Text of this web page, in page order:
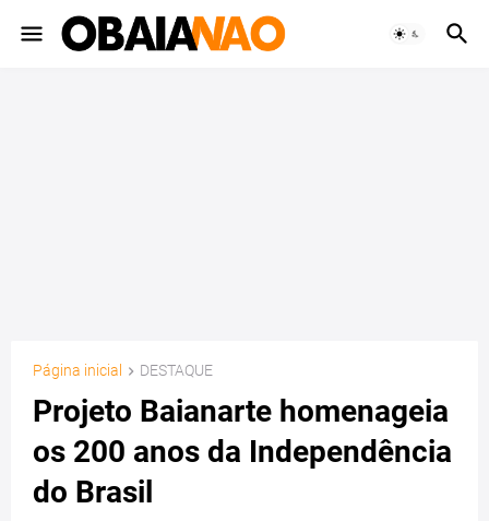
Página inicial DESTAQUE
Projeto Baianarte homenageia
os 200 anos da Independência
do Brasil